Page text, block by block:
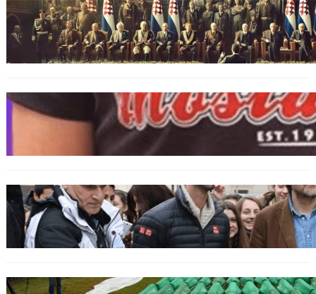
BOSNIEN
Ein Skandal: Čović verteidigt Herceg-Bosna
trotz Kriegsverbrechen
BOSNIEN
„Hasswelle eskaliert“: Mutter eines
bosniakischen Jungen entsetzt nach Angriff
durch kroatische Jugendliche
SPORT
Djokovic feiert Gold mit dem Lied ‚Freue dich
serbisches Volk‘
GENOZID